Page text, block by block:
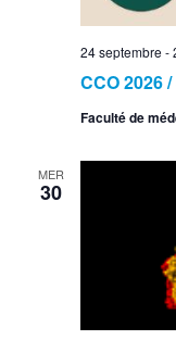
CCO 2026
24 septembre -
Faculté de
MER
30